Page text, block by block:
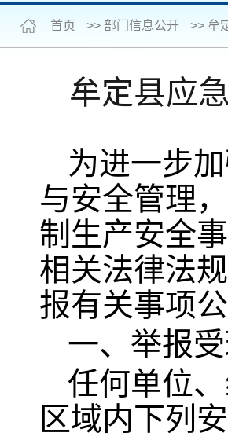
首页 >> 部门信息公开 >> 牟
牟定县应
为进一步
与安全管理
制生产安全
相关法律法
报有关事项
一、举报
任何单位
区域内下列